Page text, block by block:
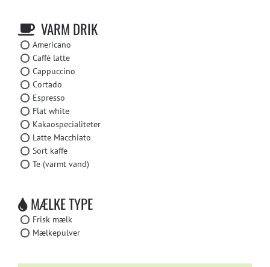
VARM DRIK
Americano
Caffé latte
Cappuccino
Cortado
Espresso
Flat white
Kakaospecialiteter
Latte Macchiato
Sort kaffe
Te (varmt vand)
MÆLKE TYPE
Frisk mælk
Mælkepulver